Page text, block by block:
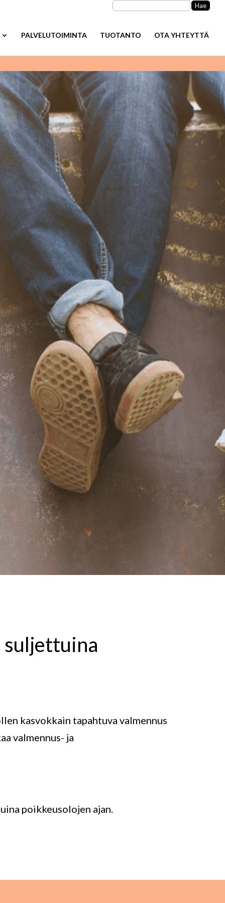
Haku:
PALVELUTOIMINTA TUOTANTO OTA YHTEYTTÄ
kasvokkain tapahtuva valmennus
valmennus- ja
poikkeusolojen ajan.